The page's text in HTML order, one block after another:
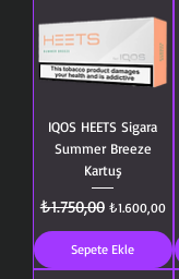
IQOS HEETS Sigara
Summer Breeze
Kartuş
Normal Fiyat
₺1.750,00 İndirimli Fiyat
₺1.600,00
Sepete Ekle